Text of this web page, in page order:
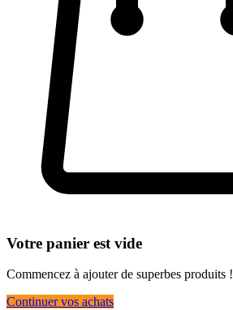
Votre panier est vide
Commencez à ajouter de superbes produits !
Continuer vos achats